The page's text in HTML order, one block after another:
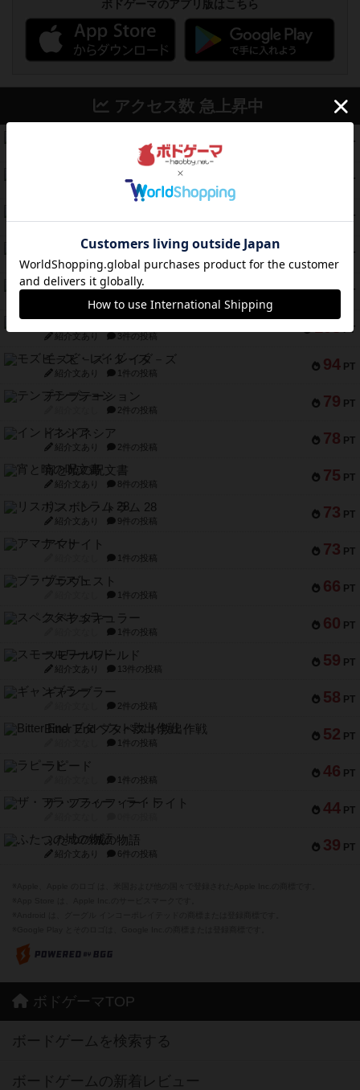
ボドゲーマのアプリ版はこちら
アクセス数 急上昇中
PT
1件の投稿
PT
2件の投稿
PT
紹介文あり 1件の投稿
PT
クルティボ
紹介文なし 1件の投稿
112 PT
1809
紹介文あり 1件の投稿
PT
ファースト・イン・フライト
紹介文あり 3件の投稿
94 PT
モズビ－ズ・レイダ－ズ
紹介文あり 1件の投稿
79 PT
テンプテーション
2件の投稿
78 PT
インドネシア
紹介文あり 2件の投稿
75 PT
宵と暁の呪文書
紹介文あり 8件の投稿
73 PT
リスボン・トラム 28
紹介文あり 9件の投稿
73 PT
アマナイト
1件の投稿
66 PT
ブラヴェスト
1件の投稿
60 PT
スペクタキュラー
1件の投稿
59 PT
スモールワールド
紹介文あり 13件の投稿
58 PT
ギャンブラー
2件の投稿
52 PT
Bitter End ブタペスト救出作戦
1件の投稿
46 PT
ラピード
1件の投稿
44 PT
ザ・フラッフィー・ライト
39 PT
ふたつの城の物語
紹介文あり 6件の投稿
ボドゲーマTOP
ボードゲームを検索する
ボードゲームの新着レビュー